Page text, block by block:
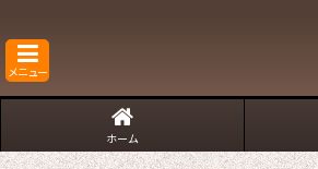
メニュー
ホーム